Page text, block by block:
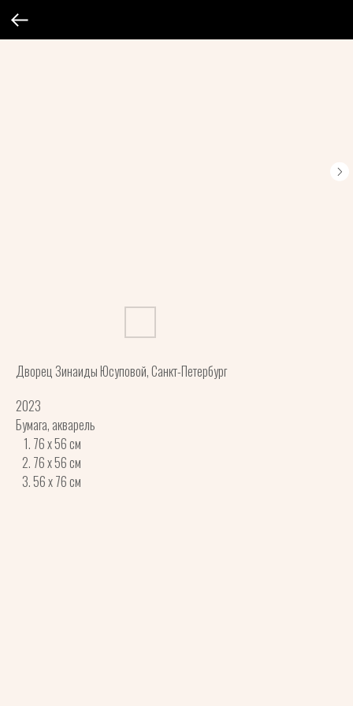
Дворец Зинаиды Юсуповой, Санкт-Петербург
2023
Бумага, акварель
76 x 56 см
76 x 56 см
56 x 76 см